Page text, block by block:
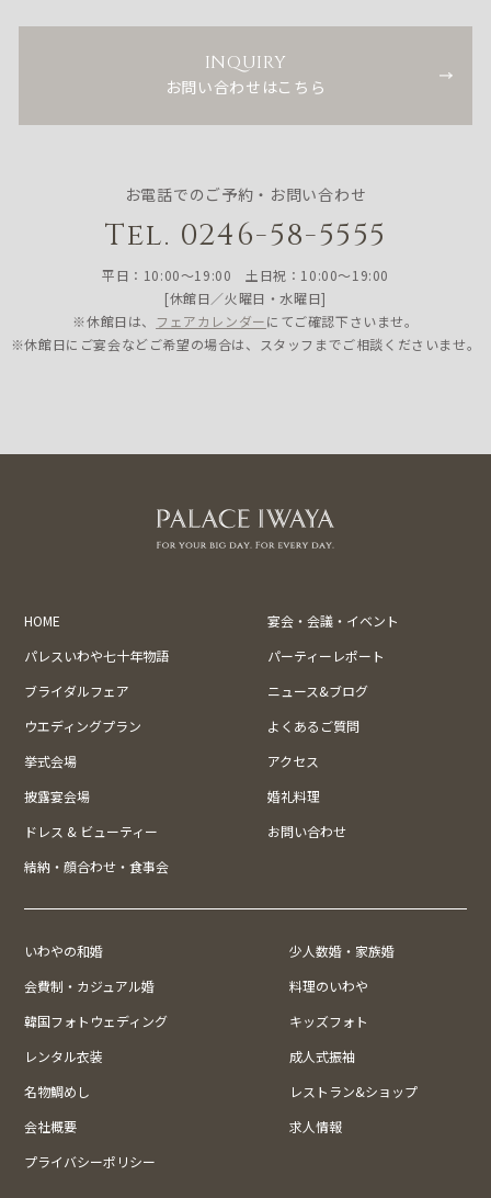
INQUIRY
お問い合わせはこちら
お電話でのご予約・お問い合わせ
Tel. 0246-58-5555
平日：10:00〜19:00 土日祝：10:00〜19:00
[休館日／火曜日・水曜日]
※休館日は、 フェアカレンダーにてご確認下さいませ。
※休館日にご宴会などご希望の場合は、スタッフまでご相談くださいませ。
HOME
宴会・会議・イベント
パレスいわや七十年物語
パーティーレポート
ブライダルフェア
ニュース&ブログ
ウエディングプラン
よくあるご質問
挙式会場
アクセス
披露宴会場
婚礼料理
ドレス & ビューティー
お問い合わせ
結納・顔合わせ・食事会
いわやの和婚
少人数婚・家族婚
会費制・カジュアル婚
料理のいわや
韓国フォトウェディング
キッズフォト
レンタル衣装
成人式振袖
名物鯛めし
レストラン&ショップ
会社概要
求人情報
プライバシーポリシー